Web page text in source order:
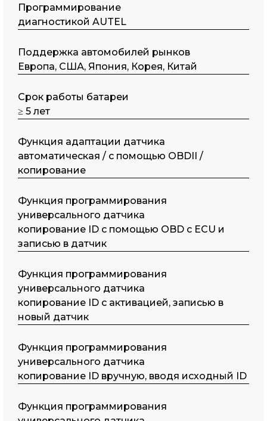
Программирование
диагностикой AUTEL
Поддержка автомобилей рынков
Европа, США, Япония, Корея, Китай
Срок работы батареи
≥ 5 лет
Функция адаптации датчика
автоматическая / с помощью OBDII /
копирование
Функция программирования
универсального датчика
копирование ID с помощью OBD с ECU и
записью в датчик
Функция программирования
универсального датчика
копирование ID с активацией, записью в
новый датчик
Функция программирования
универсального датчика
копирование ID вручную, вводя исходный ID
Функция программирования